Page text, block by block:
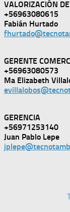
VALORIZACIÓN
+56963080615
Fabián Hurtado
GERENTE
+56963080573
Ma Elizabeth
GERENCIA
+56971253140
Juan Pablo Lepe